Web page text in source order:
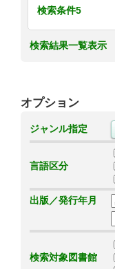
検索条件5
検索結果一覧表示
オプション
ジャンル指定
言語区分
出版／発行年月
検索対象図書館